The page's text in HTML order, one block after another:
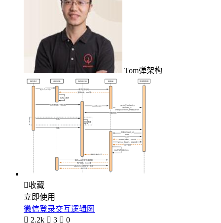
Tom弹架构
收藏
立即使用
微信登录交互逻辑图
 2.2k  3  0